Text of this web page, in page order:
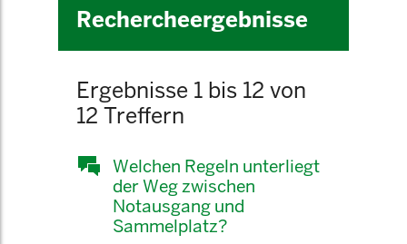
Rechercheergebnisse
Ergebnisse 1 bis 12 von
12 Treffern
Welchen Regeln unterliegt
der Weg zwischen
Notausgang und
Sammelplatz?